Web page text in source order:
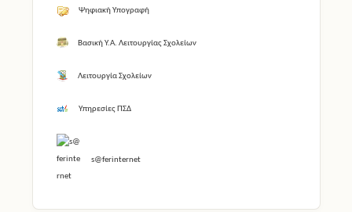
Ψηφιακή Υπογραφή
Βασική Υ.Α. Λειτουργίας Σχολείων
Λειτουργία Σχολείων
Υπηρεσίες ΠΣΔ
s@ferinternet